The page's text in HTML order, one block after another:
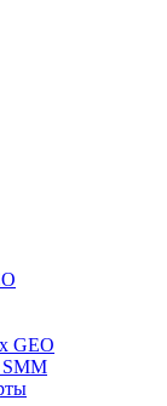
GEO
SMM